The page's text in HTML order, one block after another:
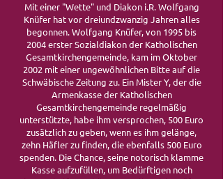
Mit einer "Wette" und Diakon i.R. Wolfgang
Knüfer hat vordreiundzwanzig Jahren alles
begonnen. Wolfgang Knüfer, von 1995 bis
2004 erster Sozialdiakon der Katholischen
Gesamtkirchengemeinde, kam im Oktober
2002 mit einer ungewöhnlichen Bitte auf die
Schwäbische Zeitung zu. Ein Mister Y, der die
Armenkasse der Katholischen
Gesamtkirchengemeinde regelmäßig
unterstützte, habe ihm versprochen, 500 Euro
zusätzlich zu geben, wenn es ihm gelänge,
zehn Häfler zu finden, die ebenfalls 500 Euro
spenden. Die Chance, seine notorisch klamme
Kasse aufzufüllen, um Bedürftigen noch